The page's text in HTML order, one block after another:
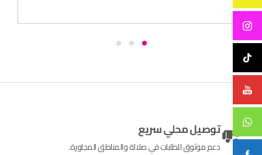
توصيل محلي سريع
دعم موثوق للطلبات في صلالة والمناطق المجاورة.